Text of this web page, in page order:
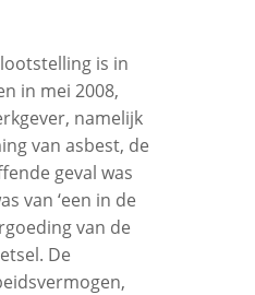
is in
in mei 2008,
namelijk
van asbest, de
geval was
van ‘een in de
van de
De